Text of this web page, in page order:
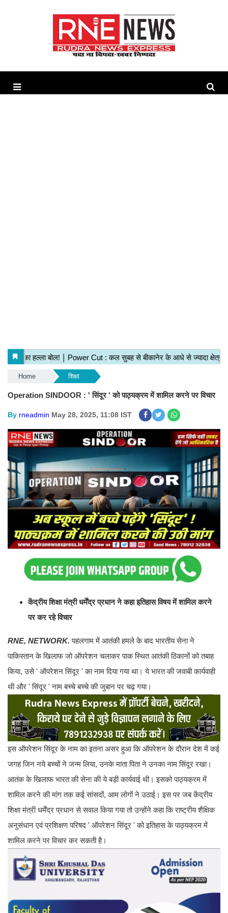
Home शिक्षा
Operation SINDOOR : ' सिंदूर ' को पाठ्यक्रम में शामिल करने पर विचार
By rneadmin May 28, 2025, 11:08 IST
केंद्रीय शिक्षा मंत्री धर्मेंद्र प्रधान ने कहा इतिहास विषय में शामिल करने
पर कर रहे विचार
RNE, NETWORK. पहलगाम में आतंकी हमले के बाद भारतीय सेना ने
पाकिस्तान के खिलाफ जो ऑपरेशन चलाकर पाक स्थित आतंकी ठिकानों को तबाह
किया, उसे ' ऑपरेशन सिंदूर ' का नाम दिया गया था। ये भारत की जवाबी कार्यवाही
थी और ' सिंदूर ' नाम बच्चे बच्चे की जुबान पर चढ़ गया।
इस ऑपरेशन सिंदूर के नाम का इतना असर हुआ कि ऑपरेशन के दौरान देश में कई
जगह जिन नये बच्चों ने जन्म लिया, उनके माता पिता ने उनका नाम सिंदूर रखा।
आतंक के खिलाफ भारत की सेना की ये बड़ी कार्यवाई थी। इसको पाठ्यक्रम में
शामिल करने की मांग तक कई सांसदों, आम लोगों ने उठाई। इस पर जब केंद्रीय
शिक्षा मंत्री धर्मेंद्र प्रधान से सवाल किया गया तो उन्होंने कहा कि राष्ट्रीय शैक्षिक
अनुसंधान एवं प्रशिक्षण परिषद ' ऑपरेशन सिंदूर ' को इतिहास के पाठ्यक्रम में
शामिल करने पर विचार कर सकती है।